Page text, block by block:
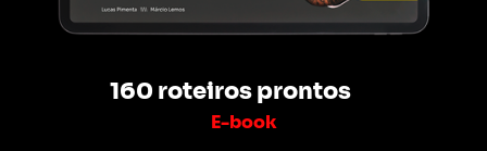
160 roteiros prontos
E-book